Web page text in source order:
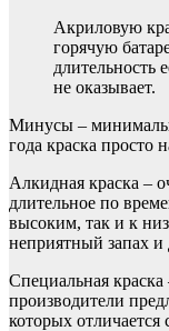
Акриловую
горячую
длительность
не оказывает.
Минусы –
года краска просто
Алкидная краска –
длительное по
высоким, так и к
неприятный запах
Специальная
производители
которых